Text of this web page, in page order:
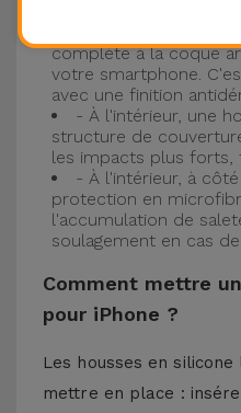
- Une première
donne de la couleur
complète à la coque
votre smartphone.
avec une finition
- À l'intérieur, une
structure de
les impacts plus forts,
- À l'intérieur, à
protection en
l'accumulation de
soulagement en cas
Comment mettre
pour iPhone ?
Les housses en
mettre en place :